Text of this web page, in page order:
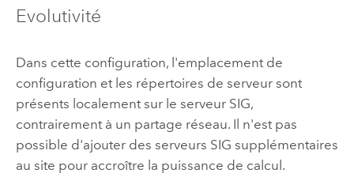
Evolutivité
Dans cette configuration, l'emplacement de
configuration et les répertoires de serveur sont
présents localement sur le serveur SIG,
contrairement à un partage réseau. Il n'est pas
possible d'ajouter des serveurs SIG supplémentaires
au site pour accroître la puissance de calcul.